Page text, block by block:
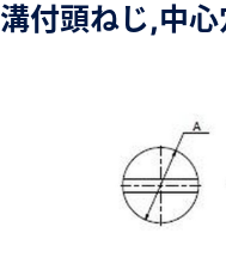
溝付頭ねじ,中